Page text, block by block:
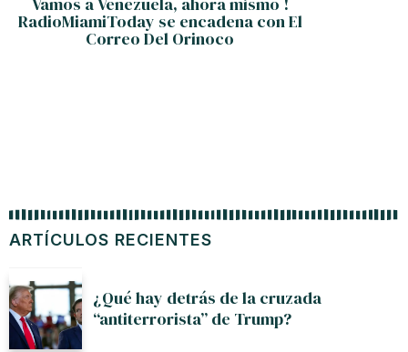
ARTÍCULOS RECIENTES
¿Qué hay detrás de la cruzada
“antiterrorista” de Trump?
RadioMiamiToday se encadena con El
Correo Del Orinoco